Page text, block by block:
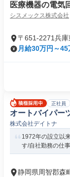
医療機器の電気
シスメックス株式会社
〒651-2271兵
月給30万円～45
正社員
オートバイパー
株式会社デイトナ
1972年の設立以
す/自社勤務の仕
静岡県周智郡森